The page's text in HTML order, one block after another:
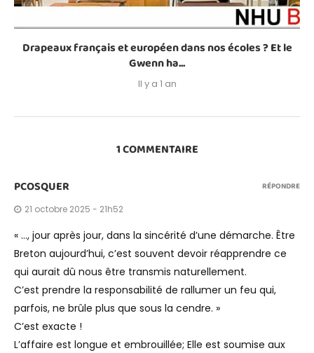
Drapeaux français et européen dans nos écoles ? Et le
Gwenn ha...
Il y a 1 an
1 COMMENTAIRE
PCOSQUER
21 octobre 2025 - 21h52
« …, jour après jour, dans la sincérité d’une démarche. Être
Breton aujourd’hui, c’est souvent devoir réapprendre ce
qui aurait dû nous être transmis naturellement.
C’est prendre la responsabilité de rallumer un feu qui,
parfois, ne brûle plus que sous la cendre. »
C’est exacte !
L’affaire est longue et embrouillée; Elle est soumise aux
RÉPONDRE